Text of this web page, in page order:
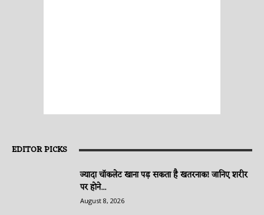
EDITOR PICKS
ज्यादा चॉकलेट खाना पड़ सकता है खतरनाक! जानिए शरीर
पर होने...
August 8, 2026